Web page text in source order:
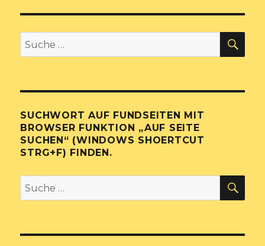
Suche
nach:
SUCHWORT AUF FUNDSEITEN MIT
BROWSER FUNKTION „AUF SEITE
SUCHEN“ (WINDOWS SHOERTCUT
STRG+F) FINDEN.
Suche
nach: